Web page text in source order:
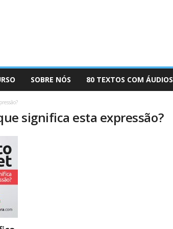
SOBRE NÓS 80 TEXTOS COM ÁUDIOS
significa esta expressão?